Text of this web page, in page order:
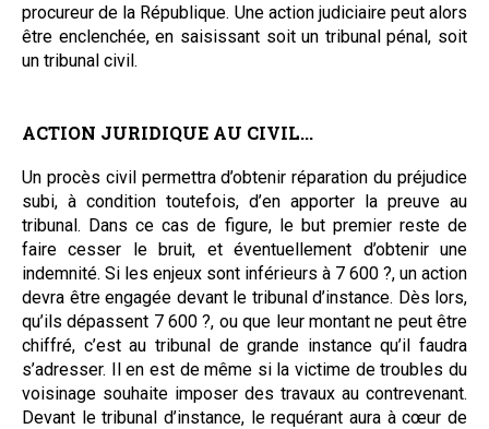
procureur de la République. Une action judiciaire peut alors
être enclenchée, en saisissant soit un tribunal pénal, soit
un tribunal civil.
ACTION JURIDIQUE AU CIVIL...
Un procès civil permettra d’obtenir réparation du préjudice
subi, à condition toutefois, d’en apporter la preuve au
tribunal. Dans ce cas de figure, le but premier reste de
faire cesser le bruit, et éventuellement d’obtenir une
indemnité. Si les enjeux sont inférieurs à 7 600 ?, un action
devra être engagée devant le tribunal d’instance. Dès lors,
qu’ils dépassent 7 600 ?, ou que leur montant ne peut être
chiffré, c’est au tribunal de grande instance qu’il faudra
s’adresser. Il en est de même si la victime de troubles du
voisinage souhaite imposer des travaux au contrevenant.
Devant le tribunal d’instance, le requérant aura à cœur de